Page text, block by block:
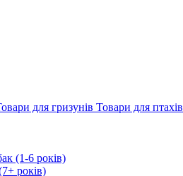
для гризунів Товари для птахів
(1-6 років)
років)